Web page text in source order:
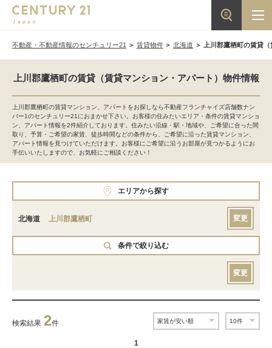
不動産・不動産情報のセンチュリー21 賃貸物件 北海道 上川郡鷹栖町の賃貸
上川郡鷹栖町の賃貸（賃貸マンション・アパート）物件情報
上川郡鷹栖町の賃貸マンション、アパートをお探しなら不動産フランチャイズ店舗数ナン
バー1のセンチュリー21におまかせ下さい。お客様の住みたいエリア・条件の賃貸マンショ
ン、アパート情報を2件紹介しております。住みたい沿線・駅・地域や、ご希望に合った間
取り、予算・ご希望の家賃、徒歩時間などの条件から、ご希望に沿った賃貸マンション、
アパート情報を見つけていただけます。お客様にご希望に沿うお部屋が見つかるようにお
手伝いいたしますので、お気軽にご相談ください！
エリアから探す
北海道 上川郡鷹栖町 変更
条件で絞り込む
変更
検索結果 2件
1